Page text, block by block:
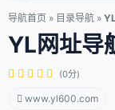
导航首页 » 目录导航 »
YL网址导
(0分)
www.yl600.com